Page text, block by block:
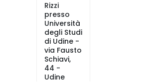
Rizzi
presso
Università
degli Studi
di Udine -
via Fausto
Schiavi,
44 -
Udine